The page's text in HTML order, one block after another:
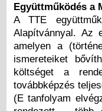
Együttműködés a
A TTE
Alapítvánnyal. Az
amelyen a
ismereteiket
költséget a
továbbképzés
(E tanfolyam